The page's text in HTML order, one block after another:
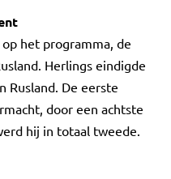
het programma, de
Herlings eindigde
Rusland. De eerste
door een achtste
hij in totaal tweede.